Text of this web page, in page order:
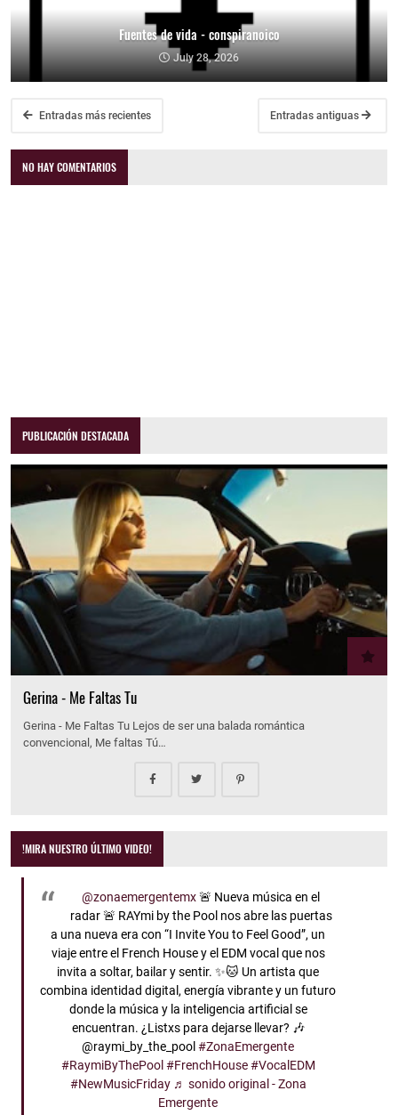
Fuentes de vida - conspiranoico
July 28, 2026
Entradas más recientes Entradas antiguas
NO HAY COMENTARIOS
PUBLICACIÓN DESTACADA
Gerina - Me Faltas Tu
Gerina - Me Faltas Tu Lejos de ser una balada romántica
convencional, Me faltas Tú…
!MIRA NUESTRO ÚLTIMO VIDEO!
@zonaemergentemx🚨 Nueva música en el
radar 🚨 RAYmi by the Pool nos abre las puertas
a una nueva era con “I Invite You to Feel Good”, un
viaje entre el French House y el EDM vocal que nos
invita a soltar, bailar y sentir. ✨🐱 Un artista que
combina identidad digital, energía vibrante y un futuro
donde la música y la inteligencia artificial se
encuentran. ¿Listxs para dejarse llevar? 🎶
@raymi_by_the_pool#ZonaEmergente
#RaymiByThePool #FrenchHouse #VocalEDM
#NewMusicFriday ♬ sonido original - Zona
Emergente